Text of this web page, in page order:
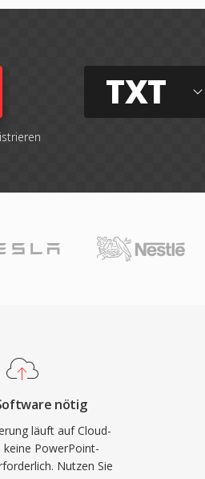
TXT
nötig
läuft auf Cloud-
PowerPoint-
Nutzen Sie